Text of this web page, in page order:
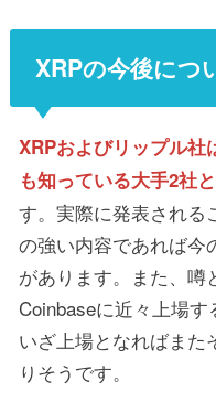
XRPの今後につ
XRPおよびリップル社
も知っている大手2社
す。実際に発表される
の強い内容であれば今
があります。また、噂
Coinbaseに近々上場す
いざ上場となればまた
りそうです。